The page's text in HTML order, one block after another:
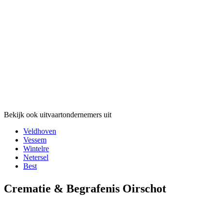
Bekijk ook uitvaartondernemers uit
Veldhoven
Vessem
Wintelre
Netersel
Best
Crematie & Begrafenis Oirschot